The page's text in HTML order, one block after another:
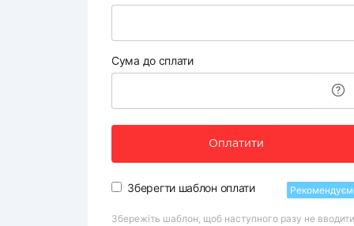
Сума до сплати
Оплатити
Зберегти шаблон оплати
Збережіть шаблон, щоб наступного разу не вводити